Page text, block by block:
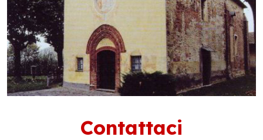
Contattaci